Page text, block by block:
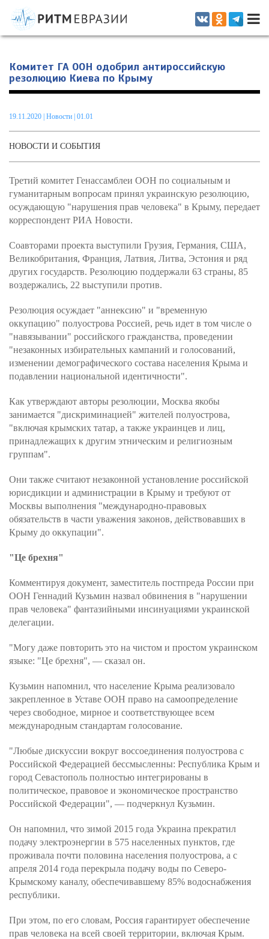
Информационно-аналитическое издание, посвященное актуальным
проблемам интеграции на постсоветском пространстве
Комитет ГА ООН одобрил антироссийскую
резолюцию Киева по Крыму
19.11.2020 Новости | 01.01
НОВОСТИ И СОБЫТИЯ
Третий комитет Генассамблеи ООН по социальным и
гуманитарным вопросам принял украинскую резолюцию,
осуждающую "нарушения прав человека" в Крыму, передает
корреспондент РИА Новости.
Соавторами проекта выступили Грузия, Германия, США,
Великобритания, Франция, Латвия, Литва, Эстония и ряд
других государств. Резолюцию поддержали 63 страны, 85
воздержались, 22 выступили против.
Резолюция осуждает "аннексию" и "временную
оккупацию" полуострова Россией, речь идет в том числе о
"навязывании" российского гражданства, проведении
"незаконных избирательных кампаний и голосований,
изменении демографического состава населения Крыма и
подавлении национальной идентичности".
Как утверждают авторы резолюции, Москва якобы
занимается "дискриминацией" жителей полуострова,
"включая крымских татар, а также украинцев и лиц,
принадлежащих к другим этническим и религиозным
группам".
Они также считают незаконной установление российской
юрисдикции и администрации в Крыму и требуют от
Москвы выполнения "международно-правовых
обязательств в части уважения законов, действовавших в
Крыму до оккупации".
"Це брехня"
Комментируя документ, заместитель постпреда России при
ООН Геннадий Кузьмин назвал обвинения в "нарушении
прав человека" фантазийными инсинуациями украинской
делегации.
"Могу даже повторить это на чистом и простом украинском
языке: "Це брехня", — сказал он.
Кузьмин напомнил, что население Крыма реализовало
закрепленное в Уставе ООН право на самоопределение
через свободное, мирное и соответствующее всем
международным стандартам голосование.
"Любые дискуссии вокруг воссоединения полуострова с
Российской Федерацией бессмысленны: Республика Крым и
город Севастополь полностью интегрированы в
политическое, правовое и экономическое пространство
Российской Федерации", — подчеркнул Кузьмин.
Он напомнил, что зимой 2015 года Украина прекратил
подачу электроэнергии в 575 населенных пунктов, где
проживала почти половина населения полуострова, а с
апреля 2014 года перекрыла подачу воды по Северо-
Крымскому каналу, обеспечивавшему 85% водоснабжения
республики.
При этом, по его словам, Россия гарантирует обеспечение
прав человека на всей своей территории, включая Крым.